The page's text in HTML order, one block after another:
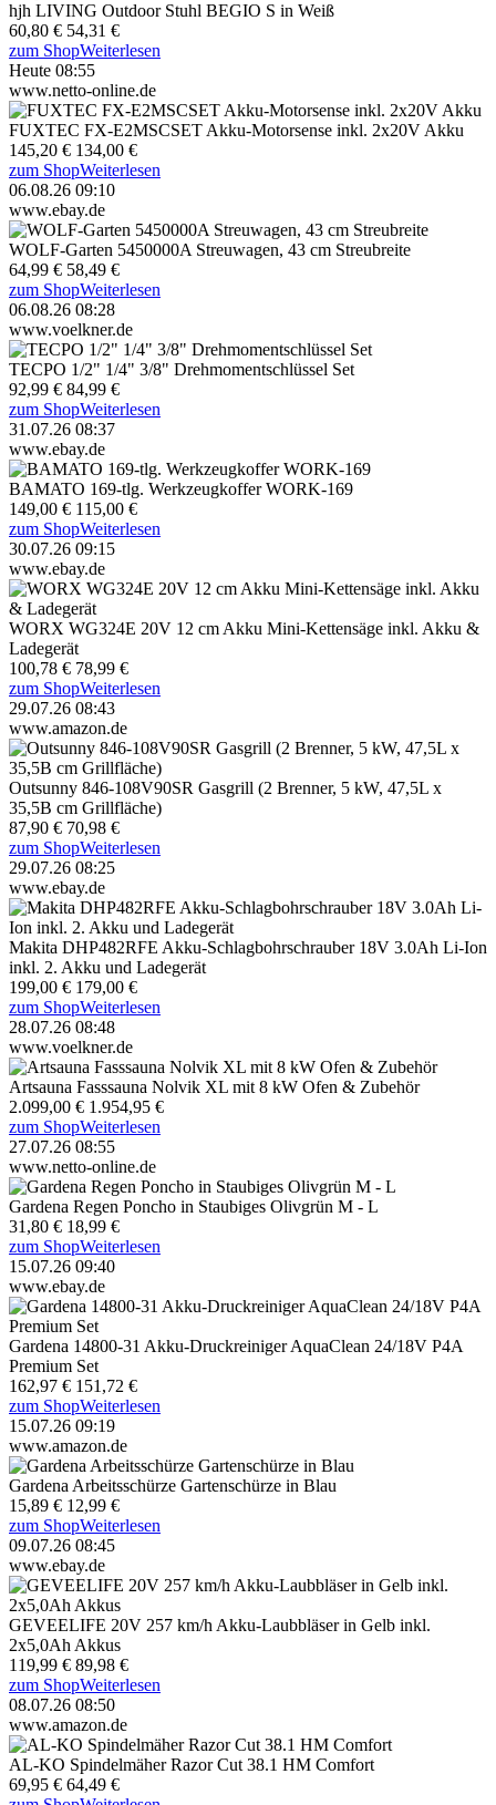
hjh LIVING Outdoor Stuhl BEGIO S in Weiß
60,80 € 54,31 €
zum ShopWeiterlesen
Heute 08:55
www.netto-online.de
FUXTEC FX-E2MSCSET Akku-Motorsense inkl. 2x20V Akku
145,20 € 134,00 €
zum ShopWeiterlesen
06.08.26 09:10
www.ebay.de
WOLF-Garten 5450000A Streuwagen, 43 cm Streubreite
64,99 € 58,49 €
zum ShopWeiterlesen
06.08.26 08:28
www.voelkner.de
TECPO 1/2" 1/4" 3/8" Drehmomentschlüssel Set
92,99 € 84,99 €
zum ShopWeiterlesen
31.07.26 08:37
www.ebay.de
BAMATO 169-tlg. Werkzeugkoffer WORK-169
149,00 € 115,00 €
zum ShopWeiterlesen
30.07.26 09:15
www.ebay.de
WORX WG324E 20V 12 cm Akku Mini-Kettensäge inkl. Akku &
Ladegerät
100,78 € 78,99 €
zum ShopWeiterlesen
29.07.26 08:43
www.amazon.de
Outsunny 846-108V90SR Gasgrill (2 Brenner, 5 kW, 47,5L x
35,5B cm Grillfläche)
87,90 € 70,98 €
zum ShopWeiterlesen
29.07.26 08:25
www.ebay.de
Makita DHP482RFE Akku-Schlagbohrschrauber 18V 3.0Ah Li-Ion
inkl. 2. Akku und Ladegerät
199,00 € 179,00 €
zum ShopWeiterlesen
28.07.26 08:48
www.voelkner.de
Artsauna Fasssauna Nolvik XL mit 8 kW Ofen & Zubehör
2.099,00 € 1.954,95 €
zum ShopWeiterlesen
27.07.26 08:55
www.netto-online.de
Gardena Regen Poncho in Staubiges Olivgrün M - L
31,80 € 18,99 €
zum ShopWeiterlesen
15.07.26 09:40
www.ebay.de
Gardena 14800-31 Akku-Druckreiniger AquaClean 24/18V P4A
Premium Set
162,97 € 151,72 €
zum ShopWeiterlesen
15.07.26 09:19
www.amazon.de
Gardena Arbeitsschürze Gartenschürze in Blau
15,89 € 12,99 €
zum ShopWeiterlesen
09.07.26 08:45
www.ebay.de
GEVEELIFE 20V 257 km/h Akku-Laubbläser in Gelb inkl.
2x5,0Ah Akkus
119,99 € 89,98 €
zum ShopWeiterlesen
08.07.26 08:50
www.amazon.de
AL-KO Spindelmäher Razor Cut 38.1 HM Comfort
69,95 € 64,49 €